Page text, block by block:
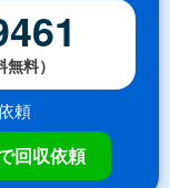
料）
頼
回収依頼